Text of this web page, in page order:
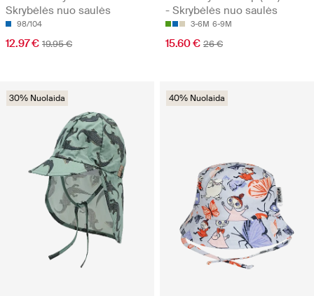
Skrybėlės nuo saulės
98/104
12.97 € 19.95 €
- Skrybėlės nuo saulės
3-6M 6-9M
15.60 € 26 €
30% Nuolaida 40% Nuolaida